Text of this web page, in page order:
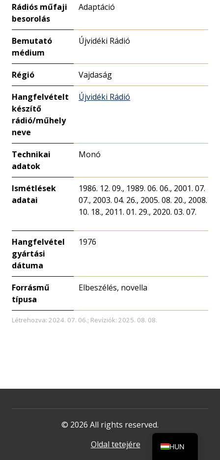
Rádiós műfaji
besorolás
Adaptáció
Bemutató
médium
Újvidéki Rádió
Régió Vajdaság
Hangfelvételt
készítő
rádió/műhely
neve
Újvidéki Rádió
Technikai
adatok
Monó
Ismétlések
adatai
1986. 12. 09., 1989. 06. 06., 2001. 07.
07., 2003. 04. 26., 2005. 08. 20., 2008.
10. 18., 2011. 01. 29., 2020. 03. 07.
Hangfelvétel
gyártási
dátuma
1976
Forrásmű
típusa
Elbeszélés, novella
Létrehozva: 2024. 07. 06.; Revíziók: 2025. 08. 08.
© 2026 All rights reserved.
Oldal tetejére
HUN